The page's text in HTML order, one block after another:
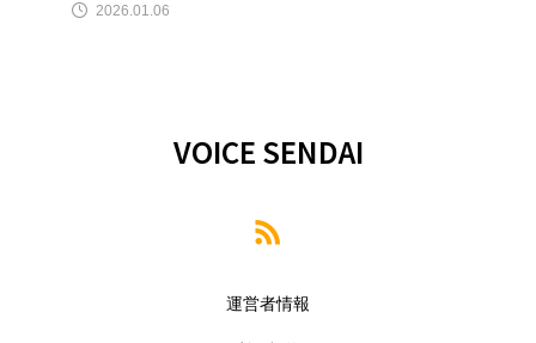
2026.01.06
VOICE SENDAI
運営者情報